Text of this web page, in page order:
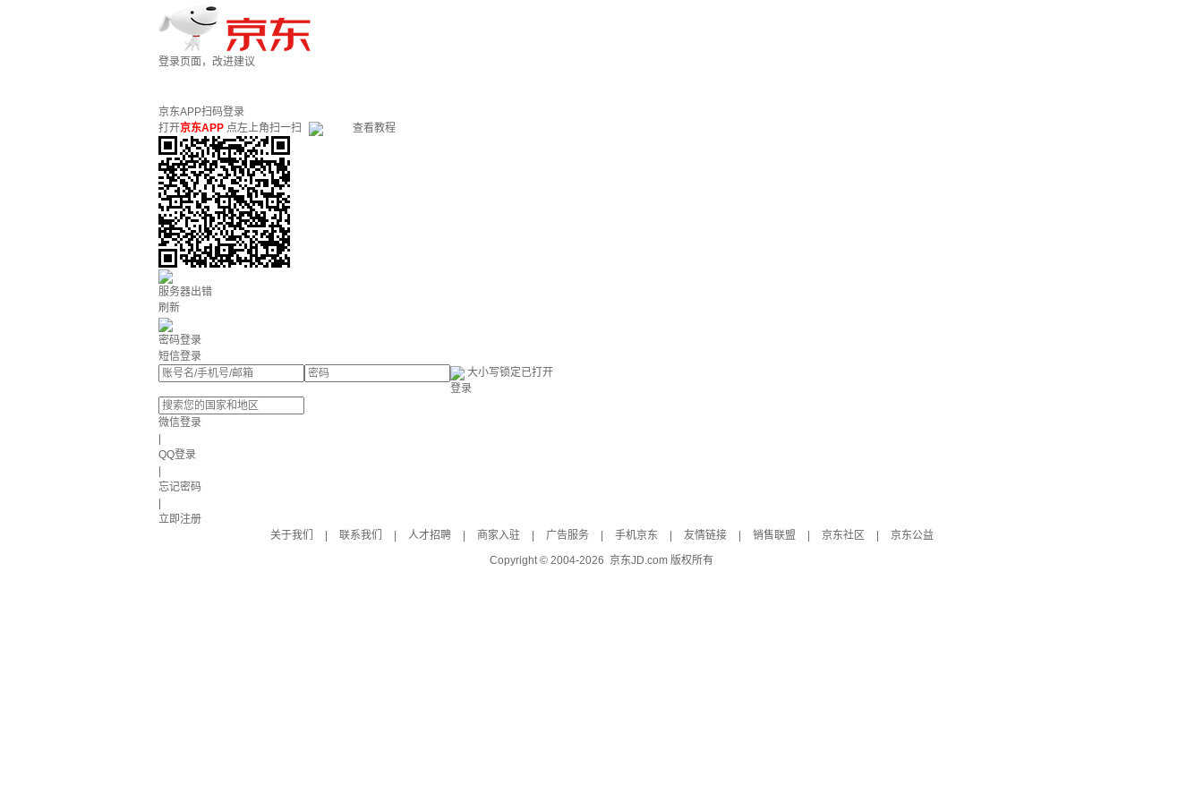
登录页面，改进建议
京东APP扫码登录
打开京东APP 点左上角扫一扫 查看教程
服务器出错
刷新
密码登录
短信登录
大小写锁定已打开
登录
微信登录
QQ登录
忘记密码
立即注册
关于我们
联系我们 人才招聘 商家入驻 广告服务 手机京东 友情链接 销售联盟 京东社区
京东公益
Copyright © 2004-2026 京东JD.com 版权所有